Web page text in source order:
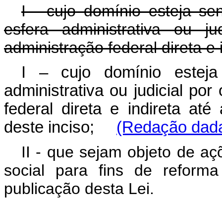
I - cujo domínio esteja
esfera administrativa ou
administração federal direta e
I – cujo domínio esteja
administrativa ou judicial por
federal direta e indireta até
deste inciso; (Redação
II - que sejam objeto de
social para fins de
publicação desta Lei.